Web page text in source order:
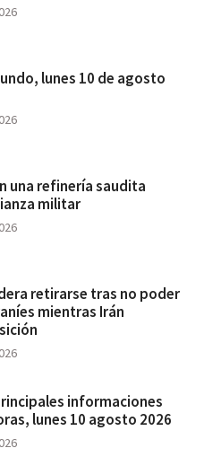
lunes 10 de agosto
una refinería saudita
militar
retirarse tras no poder
mientras Irán
informaciones
lunes 10 agosto 2026